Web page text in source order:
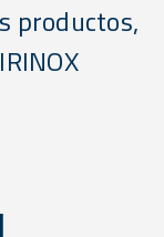
productos,